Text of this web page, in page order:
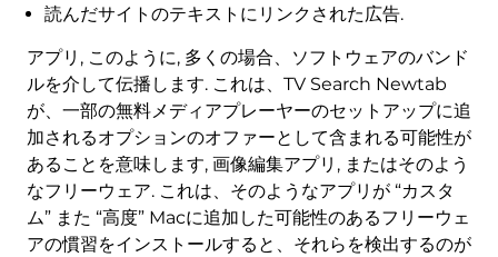
読んだサイトのテキストにリンクされた広告.
アプリ, このように, 多くの場合、ソフトウェアのバンド
ルを介して伝播します. これは、TV Search Newtab
が、一部の無料メディアプレーヤーのセットアップに追
加されるオプションのオファーとして含まれる可能性が
あることを意味します, 画像編集アプリ, またはそのよう
なフリーウェア. これは、そのようなアプリが “カスタ
ム” また “高度” Macに追加した可能性のあるフリーウェ
アの慣習をインストールすると、それらを検出するのが